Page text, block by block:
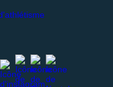
instagram
facebook
stravayoutube